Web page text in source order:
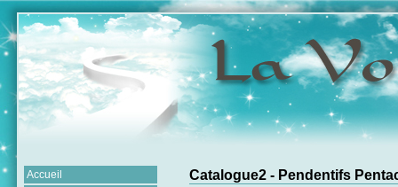
Accueil
Catalogue2 - Pendentifs